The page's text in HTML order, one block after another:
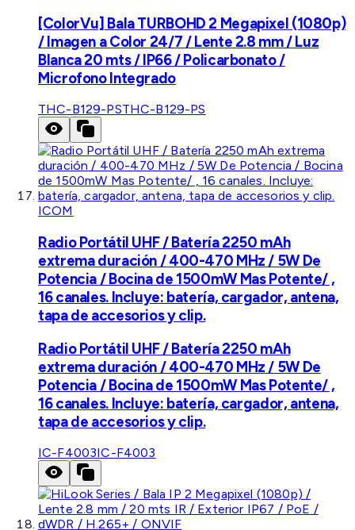
[ColorVu] Bala TURBOHD 2 Megapixel (1080p)
/ Imagen a Color 24/7 / Lente 2.8 mm / Luz
Blanca 20 mts / IP66 / Policarbonato /
Microfono Integrado
THC-B129-PSTHC-B129-PS
ICOM
Radio Portátil UHF / Batería 2250 mAh
extrema duración / 400-470 MHz / 5W De
Potencia / Bocina de 1500mW Mas Potente/ ,
16 canales. Incluye: batería, cargador, antena,
tapa de accesorios y clip.
Radio Portátil UHF / Batería 2250 mAh
extrema duración / 400-470 MHz / 5W De
Potencia / Bocina de 1500mW Mas Potente/ ,
16 canales. Incluye: batería, cargador, antena,
tapa de accesorios y clip.
IC-F4003IC-F4003